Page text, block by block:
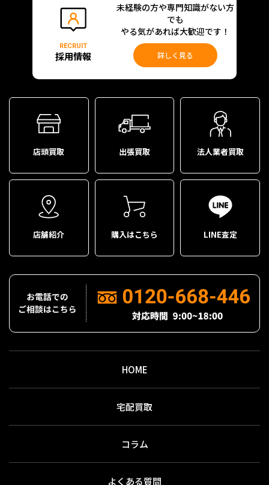
RECRUIT
採用情報
未経験の方や専門知識がない方
でも
やる気があれば大歓迎です！
詳しく見る
店頭買取 出張買取 法人業者買取
店舗紹介 購入はこちら LINE査定
HOME
宅配買取
コラム
よくある質問